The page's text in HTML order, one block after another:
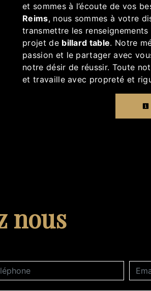
et sommes à l’écoute de vos
Reims, nous sommes à votre
transmettre les
projet de billard table. Notre
passion et le partager avec
notre désir de réussir. Toute
et travaille avec propreté et
nous